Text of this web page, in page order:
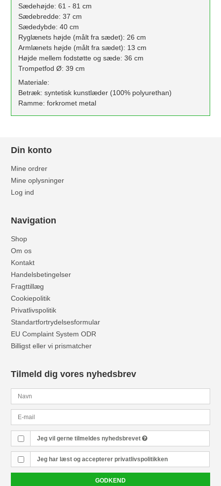
Sædehøjde: 61 - 81 cm
Sædebredde: 37 cm
Sædedybde: 40 cm
Ryglænets højde (målt fra sædet): 26 cm
Armlænets højde (målt fra sædet): 13 cm
Højde mellem fodstøtte og sæde: 36 cm
Trompetfod Ø: 39 cm
Materiale:
Betræk: syntetisk kunstlæder (100% polyurethan)
Ramme: forkromet metal
Din konto
Mine ordrer
Mine oplysninger
Log ind
Navigation
Shop
Om os
Kontakt
Handelsbetingelser
Fragttillæg
Cookiepolitik
Privatlivspolitik
Standartfortrydelsesformular
EU Complaint System ODR
Billigst eller vi prismatcher
Tilmeld dig vores nyhedsbrev
Jeg vil gerne tilmeldes nyhedsbrevet
Jeg har læst og accepterer privatlivspolitikken
GODKEND